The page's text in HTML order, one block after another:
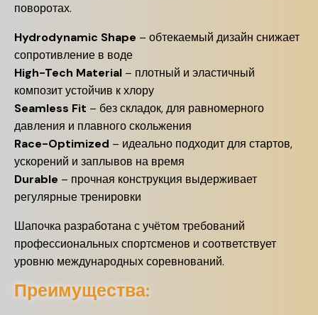
поворотах.
Hydrodynamic Shape – обтекаемый дизайн снижает
сопротивление в воде
High-Tech Material – плотный и эластичный
композит устойчив к хлору
Seamless Fit – без складок, для равномерного
давления и плавного скольжения
Race-Optimized – идеально подходит для стартов,
ускорений и заплывов на время
Durable – прочная конструкция выдерживает
регулярные тренировки
Шапочка разработана с учётом требований
профессиональных спортсменов и соответствует
уровню международных соревнований.
Преимущества: